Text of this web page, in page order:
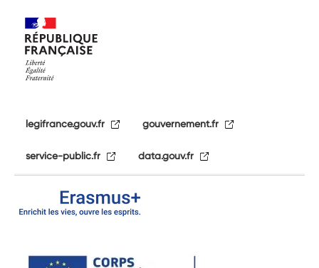
legifrance.gouv.fr gouvernement.fr
service-public.fr data.gouv.fr